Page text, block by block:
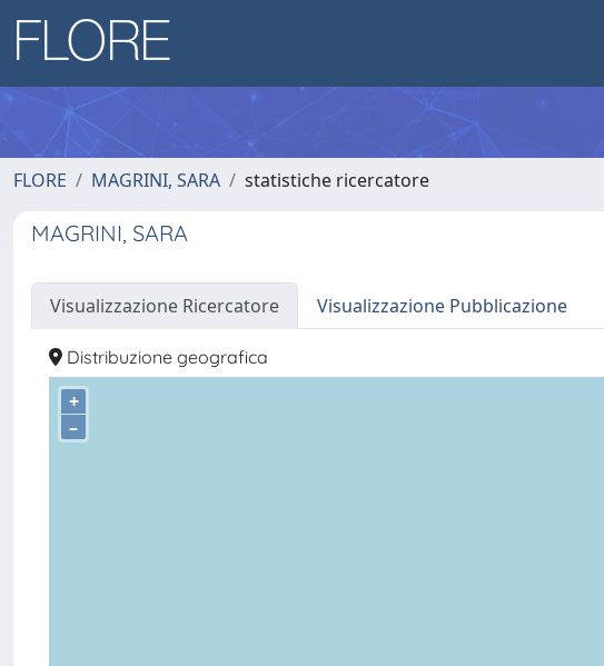
FLORE MAGRINI, SARA statistiche ricercatore
MAGRINI, SARA
Visualizzazione Ricercatore Visualizzazione Pubblicazione
Distribuzione geografica
+
–